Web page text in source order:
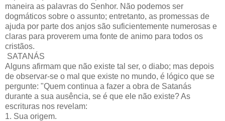
maneira as palavras do Senhor. Não podemos ser
dogmáticos sobre o assunto; entretanto, as promessas de
ajuda por parte dos anjos são suficientemente numerosas e
claras para proverem uma fonte de animo para todos os
cristãos.
SATANÁS
Alguns afirmam que não existe tal ser, o diabo; mas depois
de observar-se o mal que existe no mundo, é lógico que se
pergunte: "Quem continua a fazer a obra de Satanás
durante a sua ausência, se é que ele não existe? As
escrituras nos revelam:
1. Sua origem.